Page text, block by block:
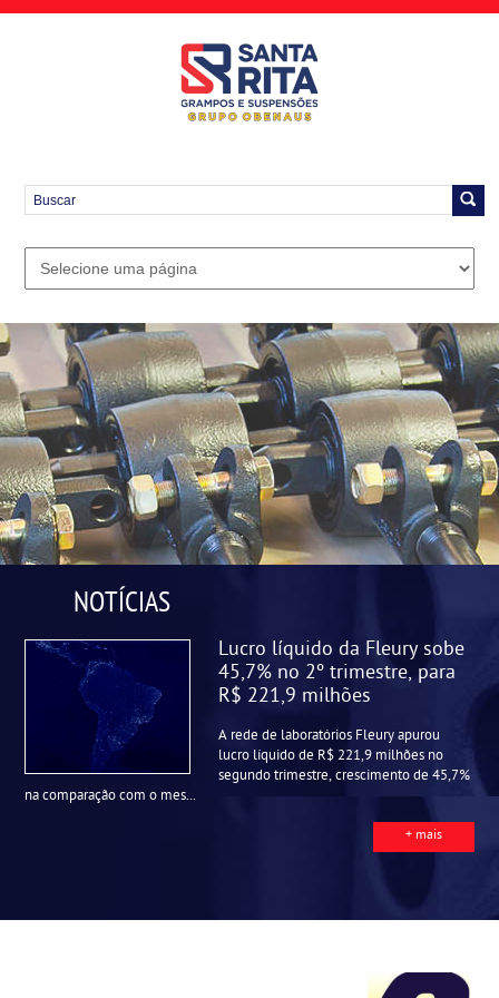
NOTÍCIAS
Lucro líquido da Fleury sobe
45,7% no 2º trimestre, para
R$ 221,9 milhões
A rede de laboratórios Fleury apurou
lucro líquido de R$ 221,9 milhões no
segundo trimestre, crescimento de 45,7%
na comparação com o mes...
+ mais